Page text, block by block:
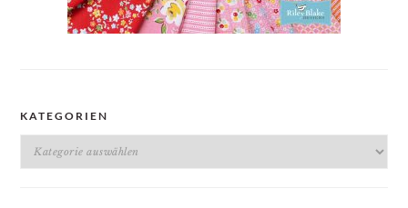
KATEGORIEN
Kategorien